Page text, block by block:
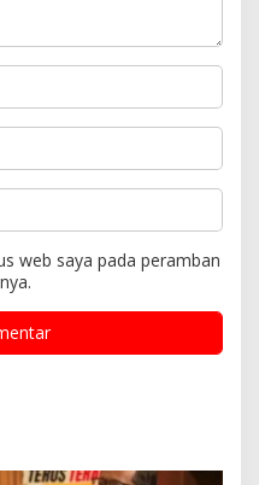
web saya pada peramban